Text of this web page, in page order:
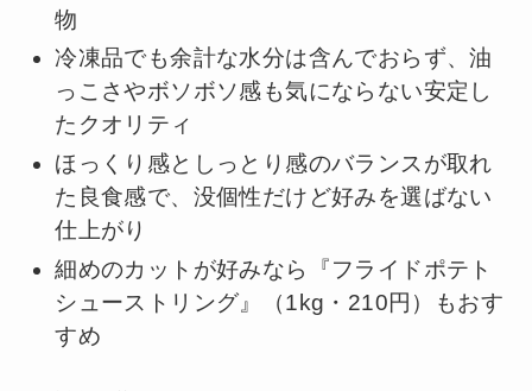
物
冷凍品でも余計な水分は含んでおらず、油
っこさやボソボソ感も気にならない安定し
たクオリティ
ほっくり感としっとり感のバランスが取れ
た良食感で、没個性だけど好みを選ばない
仕上がり
細めのカットが好みなら『フライドポテト
シューストリング』（1kg・210円）もおす
すめ